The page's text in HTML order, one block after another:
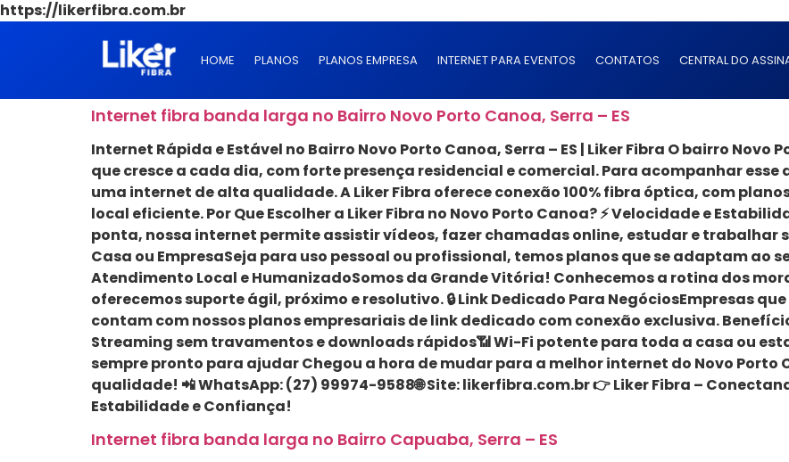
https://likerfibra.com.br
HOME PLANOS PLANOS EMPRESA INTERNET PARA EVENTOS CONTATOS CENTRAL DO
Internet fibra banda larga no Bairro Novo Porto Canoa, Serra – ES
Internet Rápida e Estável no Bairro Novo Porto Canoa, Serra – ES | Liker Fibra O bairro Novo
que cresce a cada dia, com forte presença residencial e comercial. Para acompanhar
uma internet de alta qualidade. A Liker Fibra oferece conexão 100% fibra óptica, com
local eficiente. Por Que Escolher a Liker Fibra no Novo Porto Canoa? ⚡ Velocidade e
ponta, nossa internet permite assistir vídeos, fazer chamadas online, estudar e trabalhar
Casa ou EmpresaSeja para uso pessoal ou profissional, temos planos que se adaptam ao
Atendimento Local e HumanizadoSomos da Grande Vitória! Conhecemos a rotina dos
oferecemos suporte ágil, próximo e resolutivo. 🔒 Link Dedicado Para NegóciosEmpresas
contam com nossos planos empresariais de link dedicado com conexão exclusiva.
Streaming sem travamentos e downloads rápidos📶 Wi-Fi potente para toda a casa ou
sempre pronto para ajudar Chegou a hora de mudar para a melhor internet do Novo Porto
qualidade! 📲 WhatsApp: (27) 99974-9588🌐 Site: likerfibra.com.br 👉 Liker Fibra –
Estabilidade e Confiança!
Internet fibra banda larga no Bairro Capuaba, Serra – ES